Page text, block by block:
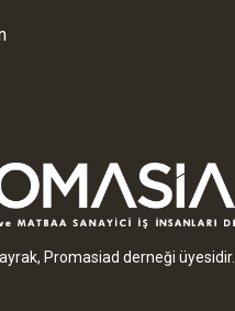
Promasiad derneği üyesidir.